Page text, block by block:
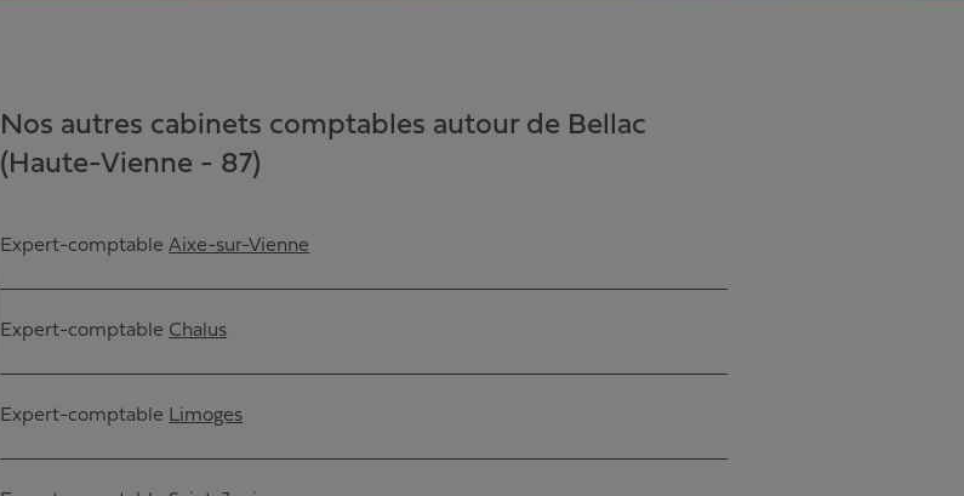
Nos autres cabinets comptables autour de Bellac
(Haute-Vienne - 87)
Expert-comptableAixe-sur-Vienne
Expert-comptable Chalus
Expert-comptable Limoges